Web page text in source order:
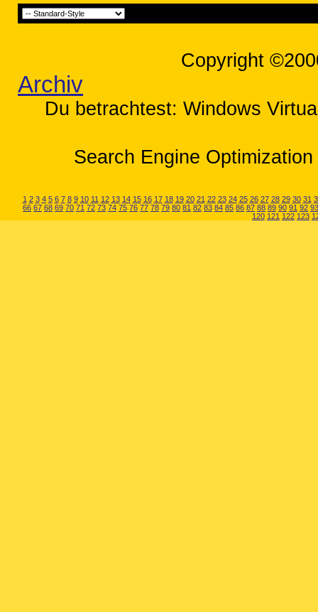
Copyright
Archiv
Du betrachtest: Windows
Search Engine
1 2 3 4 5 6 7 8 9 10 11 12 13 14 15 16 17 18 19 20 21 22 23 24 25 26 27 28 29 30 31
66 67 68 69 70 71 72 73 74 75 76 77 78 79 80 81 82 83 84 85 86 87 88 89 90 91 92 93
120 121 122 123